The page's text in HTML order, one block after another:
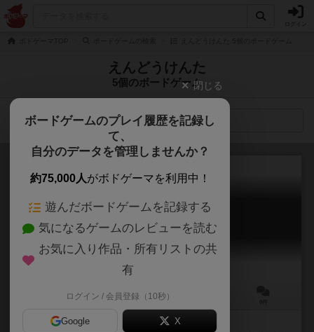
えんどうけんた
5個のボードゲーム
検索メニュー
Eminit～記憶の財宝～
Eminit
10～30分
隠していった宝を奪い合え！魔法と割り込みバトル！
閉じる
ボードゲームのプレイ履歴を記録し
て、
自分のデータを管理しませんか？
約75,000人がボドゲーマを利用中！
遊んだボードゲームを記録する
気になるゲームのレビューを読む
お気に入り作品・所有リストの共
有
ログイン / 会員登録（10秒）
Google X